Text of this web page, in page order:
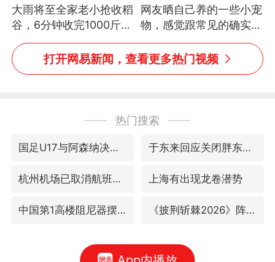
大雨将至全家老小抢收稻
谷，6分钟收完1000斤，
没有一个人掉链子
网友晒自己养的一些小宠
物，感觉跟常见的确实有
些不一样
打开网易新闻，查看更多热门视频
热门搜索
国足U17与阿森纳决赛取消 并列冠军 于东来回应关闭胖东来生活广场店
杭州机场已取消航班388架次 上海有出现龙卷潜势
中国第1高楼阻尼器摆动明显 《披荆斩棘2026》阵容官宣